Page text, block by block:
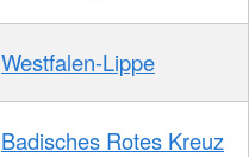
Westfalen-Lippe
Badisches Rotes Kreuz